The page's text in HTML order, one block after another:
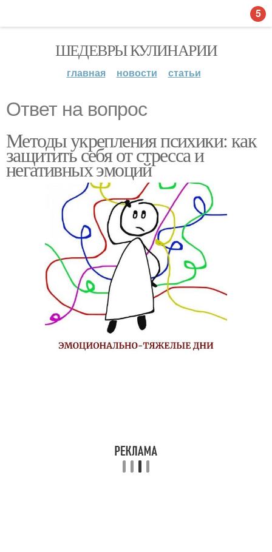
ШЕДЕВРЫ КУЛИНАРИИ
главная новости статьи
Ответ на вопрос
Методы укрепления психики: как
защитить себя от стресса и
негативных эмоций
5